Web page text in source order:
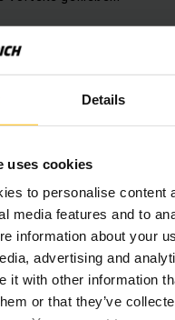
Details
uses cookies
to personalise content
media features and to
information about your
advertising and
it with other information
or that they’ve